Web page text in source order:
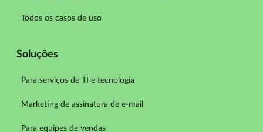
Todos os casos de uso
Soluções
Para serviços de TI e tecnologia
Marketing de assinatura de e-mail
Para equipes de vendas